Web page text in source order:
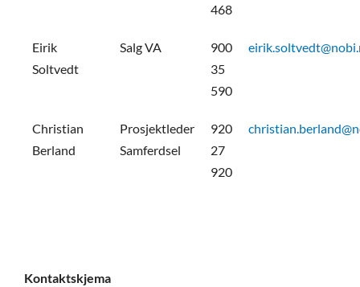
468
Eirik
Soltvedt
Salg VA
900
35
590
Christian
Berland
Prosjektleder
Samferdsel
920
27
920
Kontaktskjema